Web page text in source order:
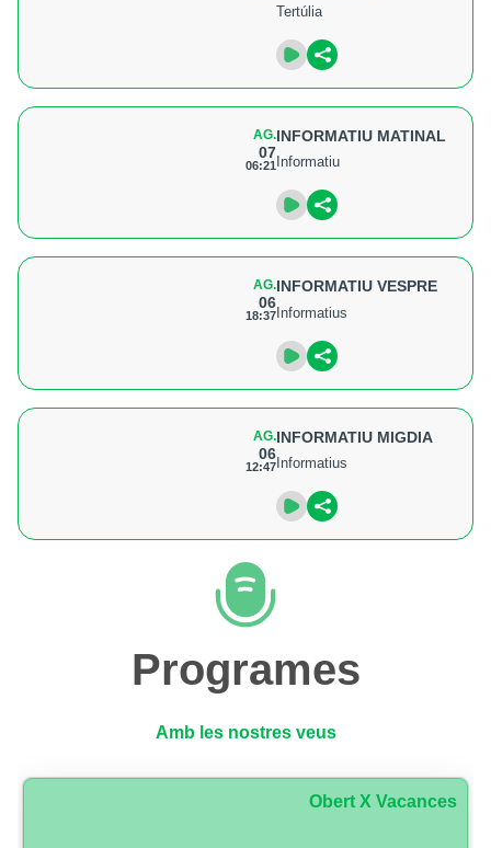
Tertúlia
AG.
07
06:21
INFORMATIU MATINAL
Informatiu
AG.
06
18:37
INFORMATIU VESPRE
Informatius
AG.
06
12:47
INFORMATIU MIGDIA
Informatius
Programes
Amb les nostres veus
Obert X Vacances